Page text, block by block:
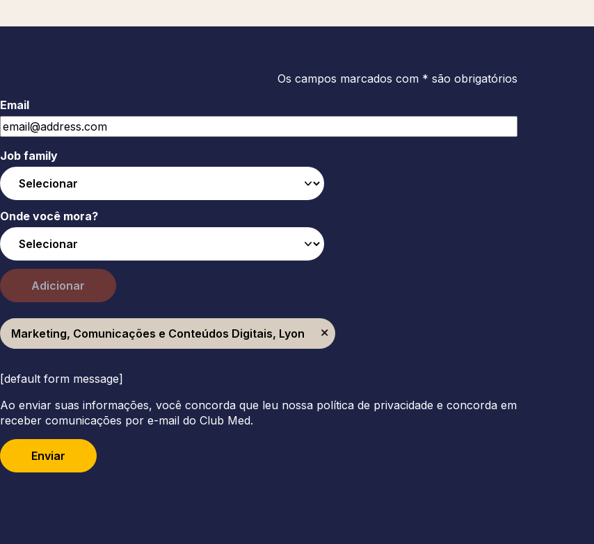
Os campos marcados com * são obrigatórios
Email
Job family
Onde você mora?
Adicionar
Marketing, Comunicações e Conteúdos Digitais, Lyon
[default form message]
Ao enviar suas informações, você concorda que leu nossa política de privacidade e concorda em
receber comunicações por e-mail do Club Med.
Enviar